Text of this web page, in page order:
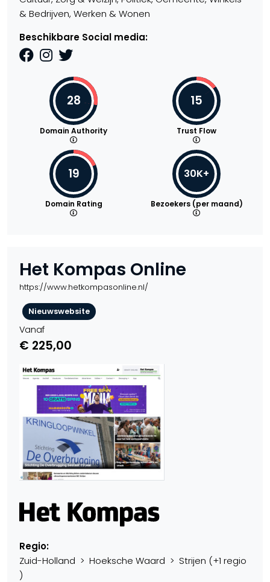
& Bedrijven, Werken & Wonen
Beschikbare Social media:
28
Domain Authority
15
Trust Flow
19
Domain Rating
30K+
Bezoekers (per maand)
Het Kompas Online
https://www.hetkompasonline.nl/
Nieuwswebsite
Vanaf
€ 225,00
Regio:
Zuid-Holland > Hoeksche Waard > Strijen (+1 regio
)